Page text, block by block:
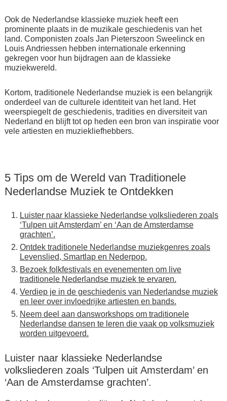
Ook de Nederlandse klassieke muziek heeft een
prominente plaats in de muzikale geschiedenis van het
land. Componisten zoals Jan Pieterszoon Sweelinck en
Louis Andriessen hebben internationale erkenning
gekregen voor hun bijdragen aan de klassieke
muziekwereld.
Kortom, traditionele Nederlandse muziek is een belangrijk
onderdeel van de culturele identiteit van het land. Het
weerspiegelt de geschiedenis, tradities en diversiteit van
Nederland en blijft tot op heden een bron van inspiratie voor
vele artiesten en muziekliefhebbers.
5 Tips om de Wereld van Traditionele
Nederlandse Muziek te Ontdekken
Luister naar klassieke Nederlandse volksliederen zoals
‘Tulpen uit Amsterdam’ en ‘Aan de Amsterdamse
grachten’.
Ontdek traditionele Nederlandse muziekgenres zoals
Levenslied, Smartlap en Nederpop.
Bezoek folkfestivals en evenementen om live
traditionele Nederlandse muziek te ervaren.
Verdiep je in de geschiedenis van Nederlandse muziek
en leer over invloedrijke artiesten en bands.
Neem deel aan dansworkshops om traditionele
Nederlandse dansen te leren die vaak op volksmuziek
worden uitgevoerd.
Luister naar klassieke Nederlandse
volksliederen zoals ‘Tulpen uit Amsterdam’ en
‘Aan de Amsterdamse grachten’.